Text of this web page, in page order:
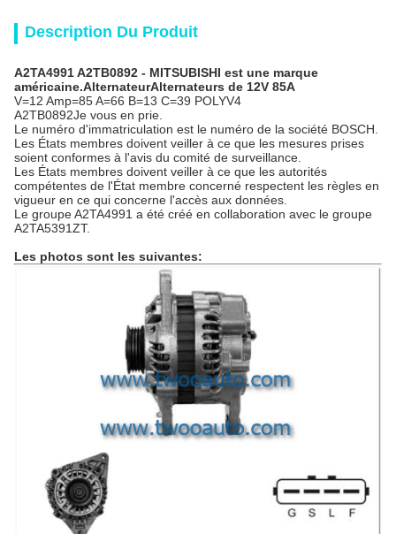
Description Du Produit
A2TA4991 A2TB0892 - MITSUBISHI est une marque
américaine.AlternateurAlternateurs de 12V 85A
V=12 Amp=85 A=66 B=13 C=39 POLYV4
A2TB0892Je vous en prie.
Le numéro d'immatriculation est le numéro de la société BOSCH.
Les États membres doivent veiller à ce que les mesures prises
soient conformes à l'avis du comité de surveillance.
Les États membres doivent veiller à ce que les autorités
compétentes de l'État membre concerné respectent les règles en
vigueur en ce qui concerne l'accès aux données.
Le groupe A2TA4991 a été créé en collaboration avec le groupe
A2TA5391ZT.
Les photos sont les suivantes: